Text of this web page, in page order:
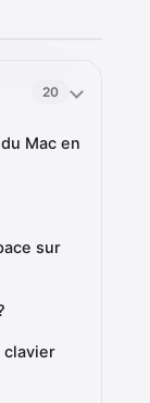
20
Mac en
sur
clavier